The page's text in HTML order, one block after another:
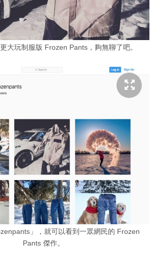
大玩制服版 Frozen Pants，夠無聊了吧。
」，就可以看到一眾網民的 Frozen
Pants 傑作。